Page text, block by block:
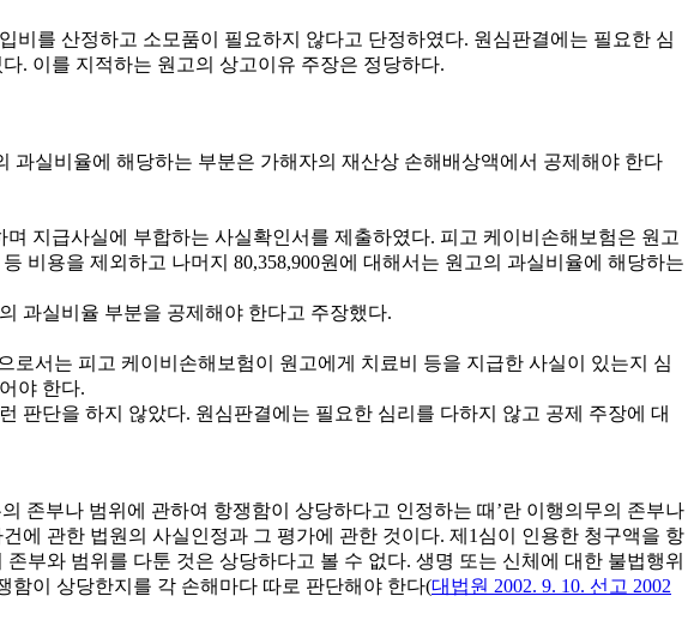
를 산정하고 소모품이 필요하지 않다고 단정하였다. 원심판결에는 필요한 심
. 이를 지적하는 원고의 상고이유 주장은 정당하다.
실비율에 해당하는 부분은 가해자의 재산상 손해배상액에서 공제해야 한다
지급사실에 부합하는 사실확인서를 제출하였다. 피고 케이비손해보험은 원고
비용을 제외하고 나머지 80,358,900원에 대해서는 원고의 과실비율에 해당하는
과실비율 부분을 공제해야 한다고 주장했다.
서는 피고 케이비손해보험이 원고에게 치료비 등을 지급한 사실이 있는지 심
야 한다.
판단을 하지 않았다. 원심판결에는 필요한 심리를 다하지 않고 공제 주장에 대
존부나 범위에 관하여 항쟁함이 상당하다고 인정하는 때’란 이행의무의 존부나
에 관한 법원의 사실인정과 그 평가에 관한 것이다. 제1심이 인용한 청구액을 항
부와 범위를 다툰 것은 상당하다고 볼 수 없다. 생명 또는 신체에 대한 불법행위
함이 상당한지를 각 손해마다 따로 판단해야 한다(대법원 2002. 9. 10. 선고 2002